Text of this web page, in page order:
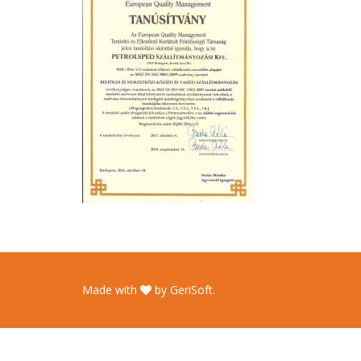
Made with by GeriSoft.